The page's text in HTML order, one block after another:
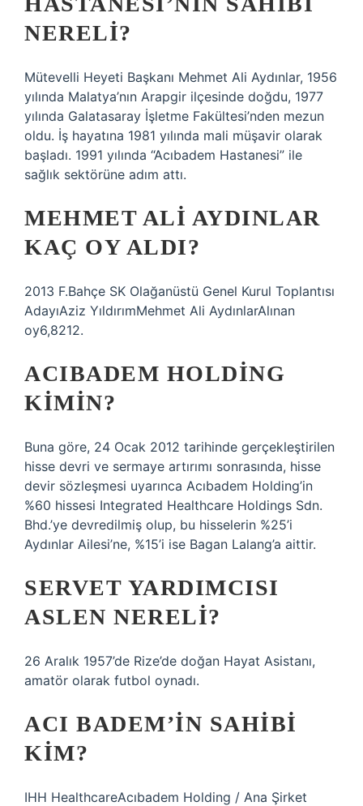
NERELI?
Mütevelli Heyeti Başkanı Mehmet Ali Aydınlar, 1956
yılında Malatya’nın Arapgir ilçesinde doğdu, 1977
yılında Galatasaray İşletme Fakültesi’nden mezun
oldu. İş hayatına 1981 yılında mali müşavir olarak
başladı. 1991 yılında “Acıbadem Hastanesi” ile
sağlık sektörüne adım attı.
MEHMET ALI AYDINLAR
KAÇ OY ALDI?
2013 F.Bahçe SK Olağanüstü Genel Kurul Toplantısı
AdayıAziz YıldırımMehmet Ali AydınlarAlınan
oy6,8212.
ACIBADEM HOLDING
KIMIN?
Buna göre, 24 Ocak 2012 tarihinde gerçekleştirilen
hisse devri ve sermaye artırımı sonrasında, hisse
devir sözleşmesi uyarınca Acıbadem Holding’in
%60 hissesi Integrated Healthcare Holdings Sdn.
Bhd.’ye devredilmiş olup, bu hisselerin %25’i
Aydınlar Ailesi’ne, %15’i ise Bagan Lalang’a aittir.
SERVET YARDIMCISI
ASLEN NERELI?
26 Aralık 1957’de Rize’de doğan Hayat Asistanı,
amatör olarak futbol oynadı.
ACI BADEM’IN SAHIBI
KIM?
IHH HealthcareAcıbadem Holding / Ana Şirket